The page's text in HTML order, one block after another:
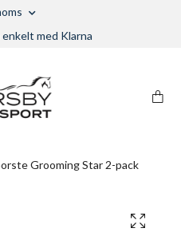
med Klarna
Grooming Star 2-pack